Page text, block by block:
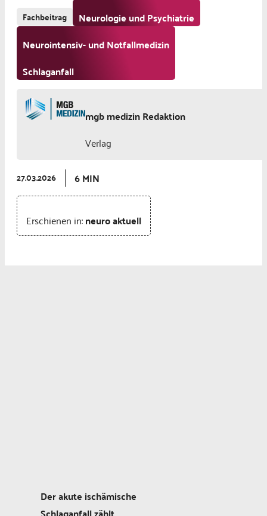
Fachbeitrag
Neurologie und Psychiatrie
Neurointensiv- und Notfallmedizin
Schlaganfall
mgb medizin Redaktion
Verlag
27.03.2026 6 MIN
Erschienen in:neuro aktuell
Der akute ischämische